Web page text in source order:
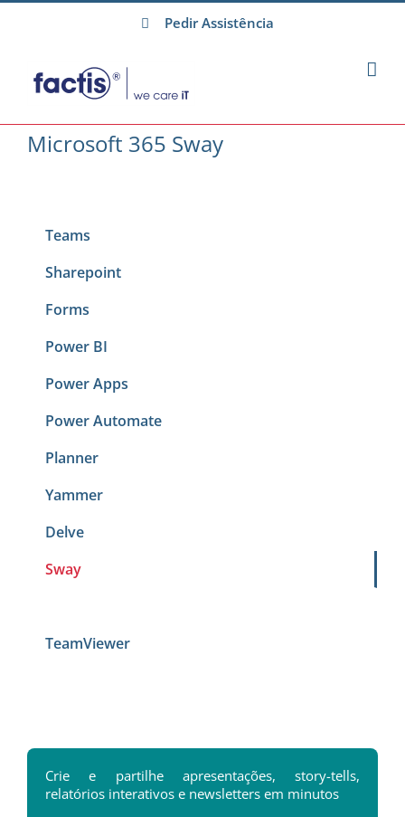
Pedir Assistência
Microsoft 365 Sway
Crie e partilhe apresentações, story-tells,
relatórios interativos e newsletters em minutos
Teams
Sharepoint
Forms
Power BI
Power Apps
Power Automate
Planner
Yammer
Delve
Sway
TeamViewer